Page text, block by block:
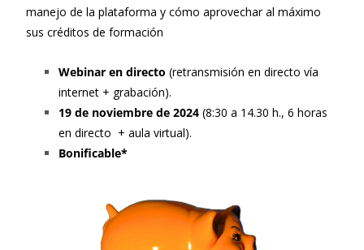
manejo de la plataforma y cómo aprovechar al máximo
sus créditos de formación
Webinar en directo (retransmisión en directo vía
internet + grabación).
19 de noviembre de 2024 (8:30 a 14.30 h., 6 horas
en directo + aula virtual).
Bonificable*